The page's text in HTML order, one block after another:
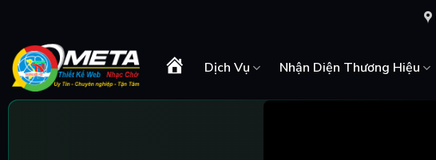
content
Trang
Chủ
Dịch Vụ Nhận Diện Thương Hiệu